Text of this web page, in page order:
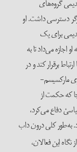
گروه‌های
دسترسی داشت. او
برای یک
اجازه می‌داد تا به
برقرار کند و در
مارکسیسم-
که حکمت از
دفاع می‌کرد،
به‌طور کلی درون داب
نگاه این فعالان،